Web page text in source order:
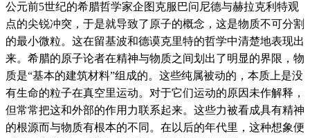
公元前5世纪的希腊哲学家企图克服巴问尼德与赫拉克利特观
点的尖锐冲突，于是就导致了原子的概念，这是物质不可分割
的最小微粒。这在留基波和德谟克里特的哲学中清楚地表现出
来。希腊的原子论者在精神与物质之间划出了明显的界限，物
质是“基本的建筑材料”组成的。这些纯属被动的，本质上是没
有生命的粒子在真空里运动。对于它们运动的原因未作解释，
但常常把这和外部的作用力联系起来。这些力被看成具有精神
的根源而与物质有根本的不同。在以后的年代里，这种想象便